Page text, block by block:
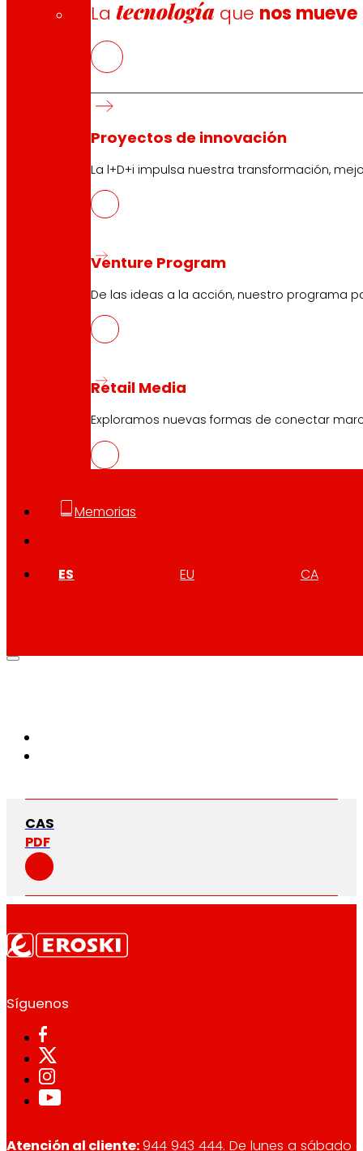
Latecnología que nos mueve
Proyectos de innovación
La l+D+i impulsa nuestra transformación,
Venture Program
De las ideas a la acción, nuestro programa
Retail Media
Exploramos nuevas formas de conectar
Memorias
ES EU CA
CAS
PDF
Síguenos
Atención al cliente:944 943 444. De lunes a sábado